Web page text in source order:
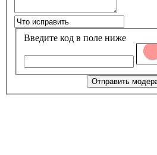
Введите код в поле ниже
Отправить